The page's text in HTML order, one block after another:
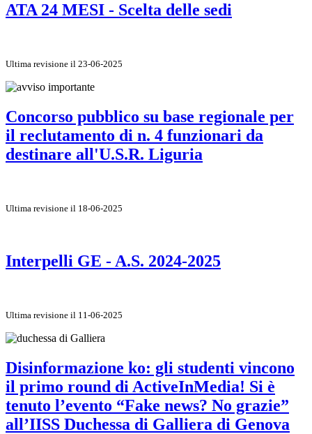
ATA 24 MESI - Scelta delle sedi
Ultima revisione il 23-06-2025
Concorso pubblico su base regionale per
il reclutamento di n. 4 funzionari da
destinare all'U.S.R. Liguria
Ultima revisione il 18-06-2025
Interpelli GE - A.S. 2024-2025
Ultima revisione il 11-06-2025
Disinformazione ko: gli studenti vincono
il primo round di ActiveInMedia! Si è
tenuto l’evento “Fake news? No grazie”
all’IISS Duchessa di Galliera di Genova